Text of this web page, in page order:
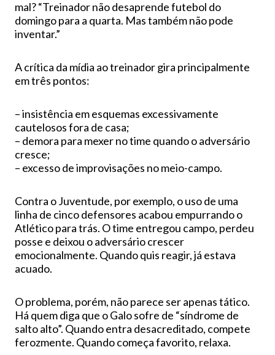
mal? “Treinador não desaprende futebol do
domingo para a quarta. Mas também não pode
inventar.”
A crítica da mídia ao treinador gira principalmente
em três pontos:
– insistência em esquemas excessivamente
cautelosos fora de casa;
– demora para mexer no time quando o adversário
cresce;
– excesso de improvisações no meio-campo.
Contra o Juventude, por exemplo, o uso de uma
linha de cinco defensores acabou empurrando o
Atlético para trás. O time entregou campo, perdeu
posse e deixou o adversário crescer
emocionalmente. Quando quis reagir, já estava
acuado.
O problema, porém, não parece ser apenas tático.
Há quem diga que o Galo sofre de “síndrome de
salto alto”. Quando entra desacreditado, compete
ferozmente. Quando começa favorito, relaxa.